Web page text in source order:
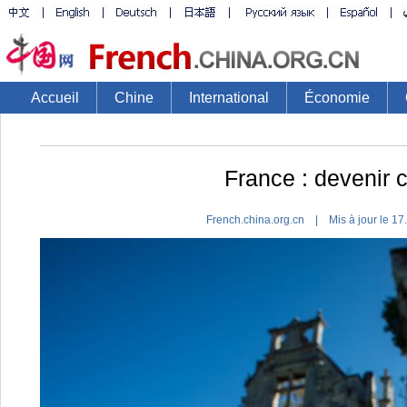
Accueil Chine International Économie
France : devenir
French.china.org.cn | Mis à jour le